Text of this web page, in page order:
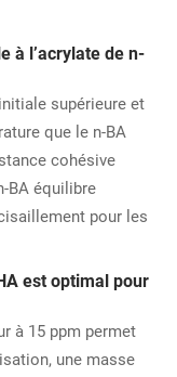
à l’acrylate de n-
supérieure et
que le n-BA
cohésive
BA équilibre
pour les
est optimal pour
à 15 ppm permet
une masse